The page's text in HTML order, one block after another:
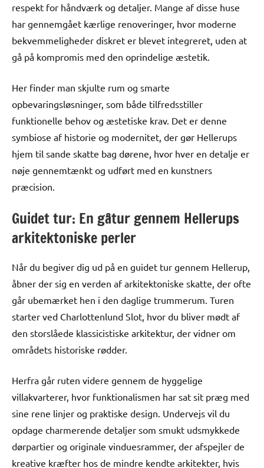
respekt for håndværk og detaljer. Mange af disse huse
har gennemgået kærlige renoveringer, hvor moderne
bekvemmeligheder diskret er blevet integreret, uden at
gå på kompromis med den oprindelige æstetik.
Her finder man skjulte rum og smarte
opbevaringsløsninger, som både tilfredsstiller
funktionelle behov og æstetiske krav. Det er denne
symbiose af historie og modernitet, der gør Hellerups
hjem til sande skatte bag dørene, hvor hver en detalje er
nøje gennemtænkt og udført med en kunstners
præcision.
Guidet tur: En gåtur gennem Hellerups
arkitektoniske perler
Når du begiver dig ud på en guidet tur gennem Hellerup,
åbner der sig en verden af arkitektoniske skatte, der ofte
går ubemærket hen i den daglige trummerum. Turen
starter ved Charlottenlund Slot, hvor du bliver mødt af
den storslåede klassicistiske arkitektur, der vidner om
områdets historiske rødder.
Herfra går ruten videre gennem de hyggelige
villakvarterer, hvor funktionalismen har sat sit præg med
sine rene linjer og praktiske design. Undervejs vil du
opdage charmerende detaljer som smukt udsmykkede
dørpartier og originale vinduesrammer, der afspejler de
kreative kræfter hos de mindre kendte arkitekter, hvis